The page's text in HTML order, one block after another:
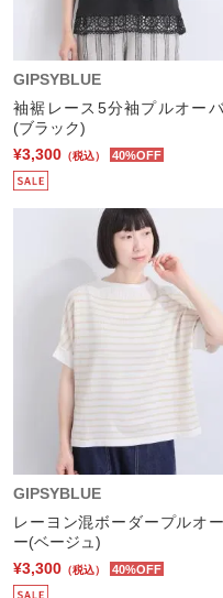
GIPSYBLUE
袖裾レース5分袖プルオー
(ブラック)
¥3,300 （税込） 40%OFF
GIPSYBLUE
レーヨン混ボーダープルオ
ー(ベージュ)
¥3,300 （税込） 40%OFF